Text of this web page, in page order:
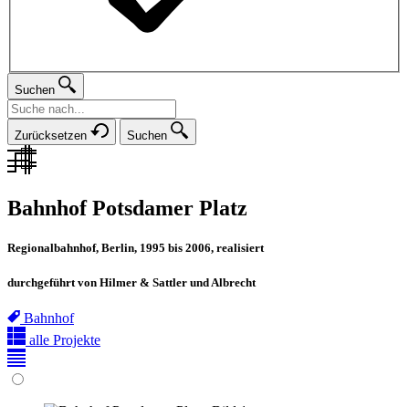
Suchen
Zurücksetzen Suchen
Bahnhof Potsdamer Platz
Regionalbahnhof, Berlin, 1995 bis 2006, realisiert
durchgeführt von Hilmer & Sattler und Albrecht
Bahnhof
alle Projekte